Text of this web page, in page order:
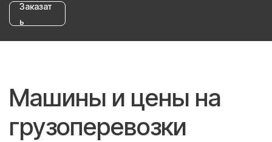
Заказат
ь
Машины и цены на
грузоперевозки